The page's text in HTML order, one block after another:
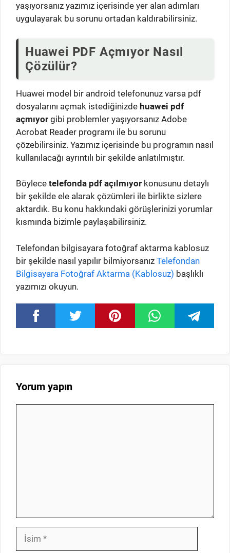
yaşıyorsanız yazımız içerisinde yer alan adımları
uygulayarak bu sorunu ortadan kaldırabilirsiniz.
Huawei PDF Açmıyor Nasıl
Çözülür?
Huawei model bir android telefonunuz varsa pdf
dosyalarını açmak istediğinizde huawei pdf
açmıyor gibi problemler yaşıyorsanız Adobe
Acrobat Reader programı ile bu sorunu
çözebilirsiniz. Yazımız içerisinde bu programın nasıl
kullanılacağı ayrıntılı bir şekilde anlatılmıştır.
Böylece telefonda pdf açılmıyor konusunu detaylı
bir şekilde ele alarak çözümleri ile birlikte sizlere
aktardık. Bu konu hakkındaki görüşlerinizi yorumlar
kısmında bizimle paylaşabilirsiniz.
Telefondan bilgisayara fotoğraf aktarma kablosuz
bir şekilde nasıl yapılır bilmiyorsanız Telefondan
Bilgisayara Fotoğraf Aktarma (Kablosuz) başlıklı
yazımızı okuyun.
Yorum yapın
İsim